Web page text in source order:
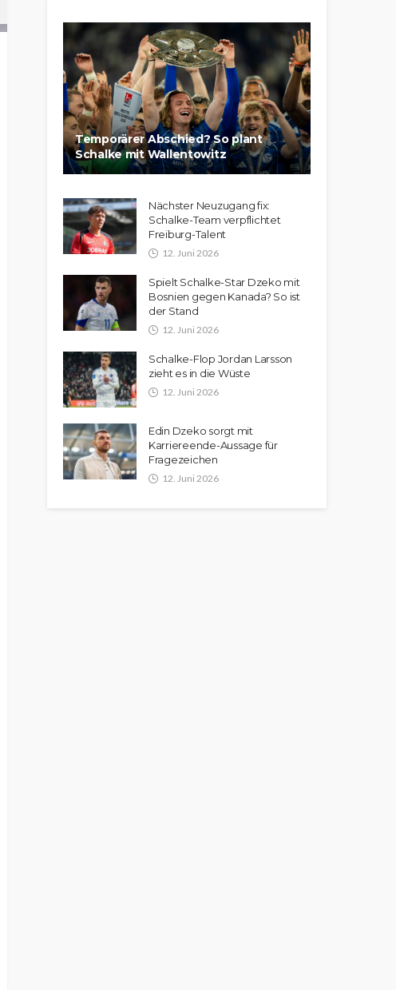
Temporärer Abschied? So plant
Schalke mit Wallentowitz
Nächster Neuzugang fix:
Schalke-Team verpflichtet
Freiburg-Talent
12. Juni 2026
Spielt Schalke-Star Dzeko mit
Bosnien gegen Kanada? So ist
der Stand
12. Juni 2026
Schalke-Flop Jordan Larsson
zieht es in die Wüste
12. Juni 2026
Edin Dzeko sorgt mit
Karriereende-Aussage für
Fragezeichen
12. Juni 2026